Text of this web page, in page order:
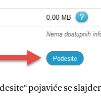
pojaviće se